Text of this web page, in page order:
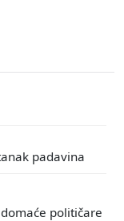
padavina
političare